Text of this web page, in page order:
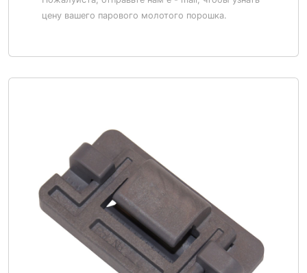
цену вашего парового молотого порошка.